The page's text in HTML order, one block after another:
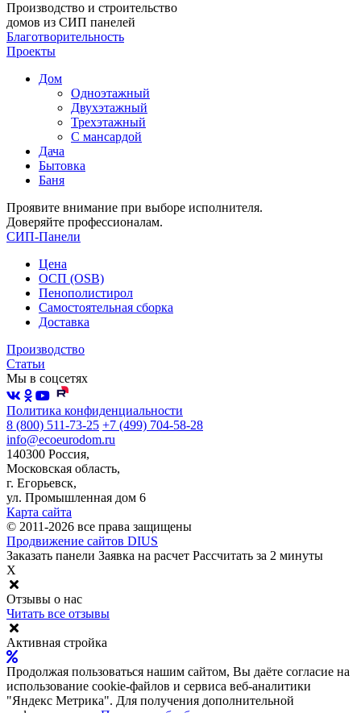
Производство и строительство
домов из СИП панелей
Благотворительность
Проекты
Дом
Одноэтажный
Двухэтажный
Трехэтажный
С мансардой
Дача
Бытовка
Баня
Проявите внимание при выборе исполнителя.
Доверяйте профессионалам.
СИП-Панели
Цена
ОСП (OSB)
Пенополистирол
Самостоятельная сборка
Доставка
Производство
Статьи
Мы в соцсетях
Политика конфиденциальности
8 (800) 511-73-25 +7 (499) 704-58-28
info@ecoeurodom.ru
140300 Россия,
Московская область,
г. Егорьевск,
ул. Промышленная дом 6
Карта сайта
© 2011-2026 все права защищены
Продвижение сайтов DIUS
Заказать панели Заявка на расчет Рассчитать за 2 минуты
X
Отзывы о нас
Читать все отзывы
Активная стройка
Продолжая пользоваться нашим сайтом, Вы даёте согласие на
использование cookie-файлов и сервиса веб-аналитики
"Яндекс Метрика". Для получения дополнительной